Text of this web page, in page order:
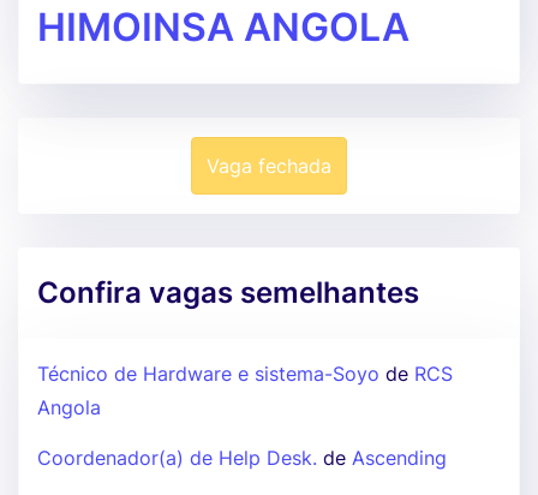
HIMOINSA ANGOLA
Vaga fechada
Confira vagas semelhantes
Técnico de Hardware e sistema-Soyo de RCS
Angola
Coordenador(a) de Help Desk. de Ascending